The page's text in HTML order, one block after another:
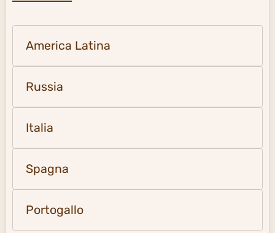
America Latina
Russia
Italia
Spagna
Portogallo